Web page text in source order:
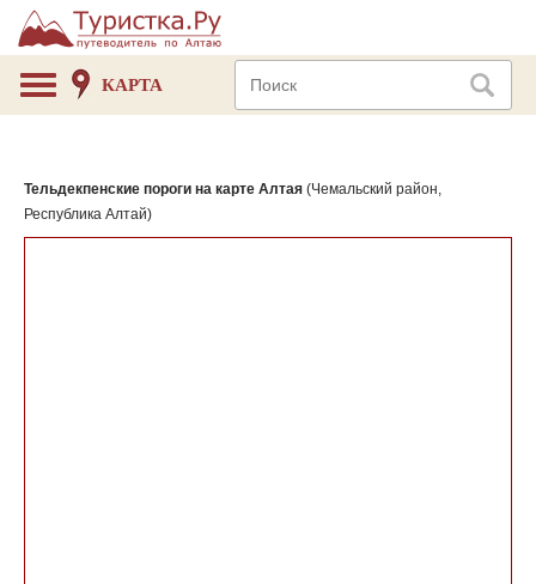
КАРТА
Тельдекпенские пороги на карте Алтая (Чемальский район,
Республика Алтай)